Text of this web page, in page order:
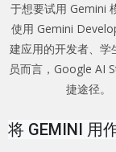
于想要试用 Gemini
使用 Gemini
建应用的开发者、学
员而言，Google AI
捷途径。
将 GEMINI 用